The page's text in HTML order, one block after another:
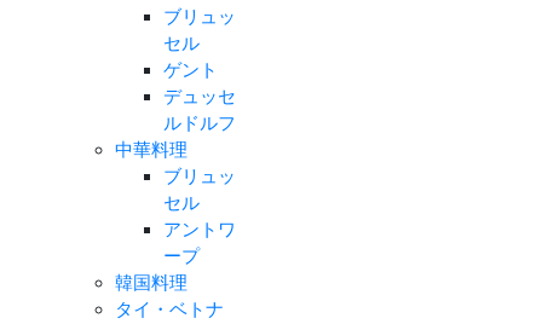
ブリュッ
セル
ゲント
デュッセ
ルドルフ
中華料理
ブリュッ
セル
アントワ
ープ
韓国料理
タイ・ベトナ